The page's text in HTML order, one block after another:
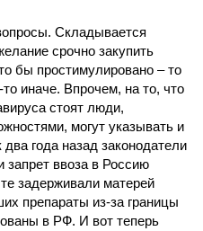
Складывается
срочно закупить
бы простимулировано – то
иначе. Впрочем, на то, что
стоят люди,
могут указывать и
года назад законодатели
запрет ввоза в Россию
задерживали матерей
препараты из-за границы
в РФ. И вот теперь